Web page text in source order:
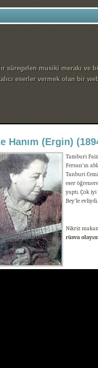
süregelen musiki merakı ve
eserler vermek olan bir
Hanım (Ergin)
Tamburi
Fersan’ın
Tanburi
eser
yaptı. Çok
Bey’le
Nikriz
rüsva